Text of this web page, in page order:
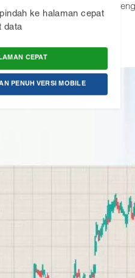
ke halaman cepat
data
CEPAT
PENUH VERSI MOBILE
chart XAUUSD untuk